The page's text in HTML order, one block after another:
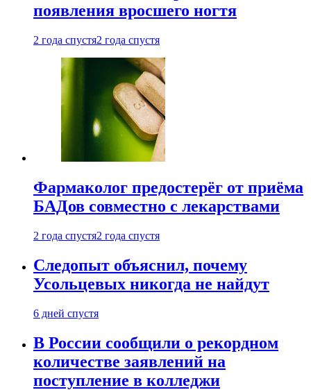
появления вросшего ногтя
2 года спустя2 года спустя
Фармаколог предостерёг от приёма
БАДов совместно с лекарствами
2 года спустя2 года спустя
Следопыт объяснил, почему
Усольцевых никогда не найдут
6 дней спустя
В России сообщили о рекордном
количестве заявлений на
поступление в колледжи